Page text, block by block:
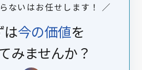
ないはお任せします！ ／
は今の価値を
みませんか？